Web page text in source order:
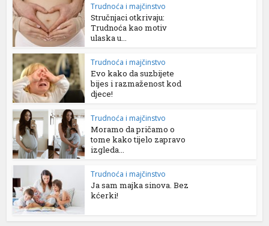
Trudnoća i majčinstvo
Stručnjaci otkrivaju:
Trudnoća kao motiv
ulaska u...
Trudnoća i majčinstvo
Evo kako da suzbijete
bijes i razmaženost kod
djece!
Trudnoća i majčinstvo
Moramo da pričamo o
tome kako tijelo zapravo
izgleda...
Trudnoća i majčinstvo
Ja sam majka sinova. Bez
kćerki!